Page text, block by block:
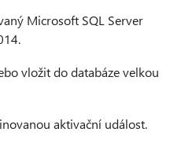
Microsoft SQL Server
vložit do databáze velkou
aktivační událost.